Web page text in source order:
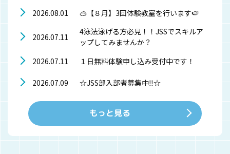
2026.08.01
🥽【８月】3回体験教室を行います🍉
2026.07.11
4泳法泳げる方必見！！JSSでスキルア
ップしてみませんか？
2026.07.11
１日無料体験申し込み受付中です！
2026.07.09 ☆JSS部入部者募集中‼☆
もっと見る